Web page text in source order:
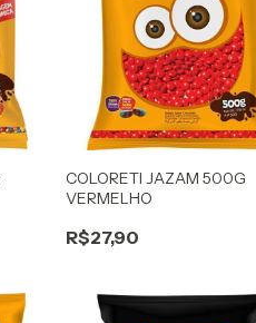
COLORETI JAZAM 500G
VERMELHO
R$27,90